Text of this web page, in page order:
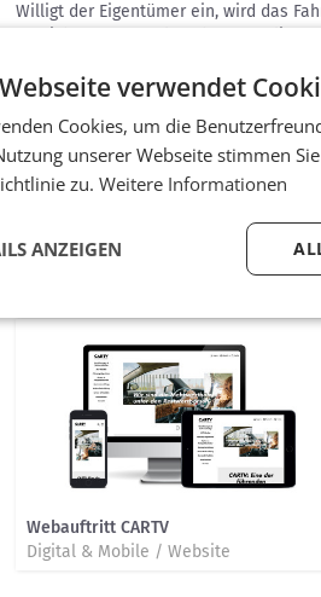
Willigt der Eigentümer ein, wird das
Versicherungen und
Restwertbörsen wächst, war es
der die Anforderungen der
Lösung
Konkret umgesetzt wurden eine neue
Give-aways und Materialien für den
der auf dem CARTV Forum gezeigt
Webauftritt CARTV
Digital & Mobile / Website
verwendet
Cookies, um die
unserer Webseite stimmen
zu. Weitere Informationen
ANZEIGEN